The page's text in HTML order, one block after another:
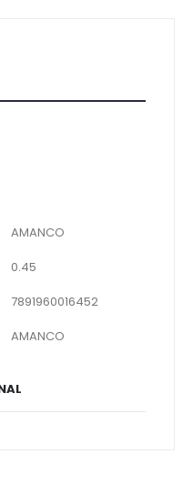
AMANCO
0.45
7891960016452
AMANCO